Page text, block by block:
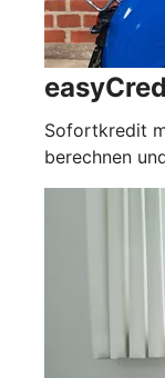
Sofortkredit
berechnen